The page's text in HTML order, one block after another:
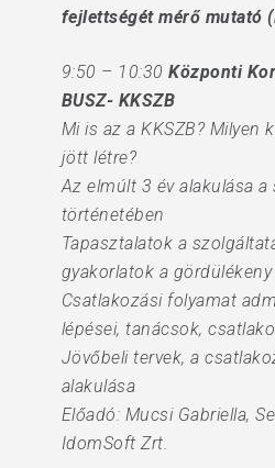
fejlettségét mérő mutató
9:50 – 10:30Központi
BUSZ- KKSZB
Mi is az a KKSZB? Milyen
jött létre?
Az elmúlt 3 év alakulása a
történetében
Tapasztalatok a
gyakorlatok a
Csatlakozási folyamat
lépései, tanácsok,
Jövőbeli tervek, a
alakulása
Előadó: Mucsi Gabriella,
IdomSoft Zrt.